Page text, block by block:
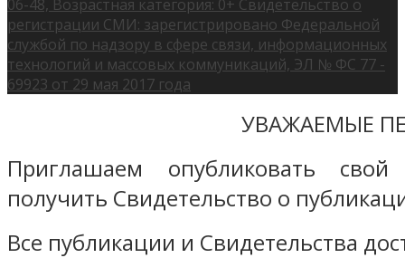
06-48, Возрастная категория: 0+ Свидетельство о
регистрации СМИ: зарегистрировано Федеральной
службой по надзору в сфере связи, информационных
технологий и массовых коммуникаций, ЭЛ № ФС 77 -
69923 от 29 мая 2017 года
УВАЖАЕМЫЕ
Приглашаем опубликовать
получить Свидетельство о
Все публикации и Свидетельства